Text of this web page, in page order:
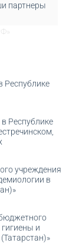
партнеры
Республике
Республике
учреждения
в
и